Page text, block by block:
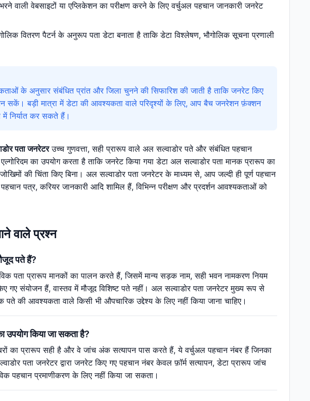
वाली वेबसाइटों या एप्लिकेशन का परीक्षण करने के लिए वर्चुअल पहचान जानकारी जनरेट
वितरण पैटर्न के अनुरूप पता डेटा बनाता है ताकि डेटा विश्लेषण, भौगोलिक सूचना प्रणाली
के अनुसार संबंधित प्रांत और जिला चुनने की सिफारिश की जाती है ताकि जनरेट किए
सकें। बड़ी मात्रा में डेटा की आवश्यकता वाले परिदृश्यों के लिए, आप बैच जनरेशन फ़ंक्शन
निर्यात कर सकते हैं।
पता जनरेटरउच्च गुणवत्ता, सही प्रारूप वाले अल सल्वाडोर पते और संबंधित पहचान
का उपयोग करता है ताकि जनरेट किया गया डेटा अल सल्वाडोर पता मानक प्रारूप का
की चिंता किए बिना। अल सल्वाडोर पता जनरेटर के माध्यम से, आप जल्दी ही पूर्ण पहचान
पत्र, करियर जानकारी आदि शामिल हैं, विभिन्न परीक्षण और प्रदर्शन आवश्यकताओं को
वाले प्रश्न
पते हैं?
पता प्रारूप मानकों का पालन करते हैं, जिसमें मान्य सड़क नाम, सही भवन नामकरण नियम
गए संयोजन हैं, वास्तव में मौजूद विशिष्ट पते नहीं। अल सल्वाडोर पता जनरेटर मुख्य रूप से
की आवश्यकता वाले किसी भी औपचारिक उद्देश्य के लिए नहीं किया जाना चाहिए।
उपयोग किया जा सकता है?
का प्रारूप सही है और वे जांच अंक सत्यापन पास करते हैं, ये वर्चुअल पहचान नंबर हैं जिनका
पता जनरेटर द्वारा जनरेट किए गए पहचान नंबर केवल फ़ॉर्म सत्यापन, डेटा प्रारूप जांच
पहचान प्रमाणीकरण के लिए नहीं किया जा सकता।